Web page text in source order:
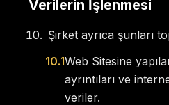
Verilerin İşlenmesi
Şirket ayrıca şunları
10.1Web Sitesine
ayrıntıları ve
veriler.